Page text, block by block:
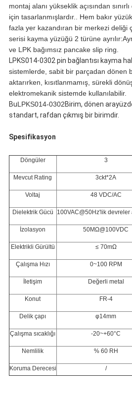
montaj alanı yükseklik açısından
için tasarlanmışlardır.. Hem bakır
fazla yer kazandıran bir merkezi deliği
serisi kayma yüzüğü 2 türüne
ve LPK bağımsız pancake slip ring.
LPKS014-0302 pin bağlantısı kayma
sistemlerde, sabit bir parçadan dönen
aktarırken, kısıtlanmamış, sürekli
elektromekanik sistemde kullanılabilir.
BuLPKS014-0302Birim, dönen
standart, rafdan çıkmış bir birimdir.
Spesifikasyon
Döngüler 3
Mevcut Rating 3ckt*2A
Voltaj 48 VDC/AC
Dielektrik Gücü 100VAC@50Hz'lik devreler
İzolasyon 50MΩ@100VDC
Elektrikli Gürültü ≤ 70mΩ
Çalışma Hızı 0~100 RPM
İletişim Değerli metal
Konut FR-4
Delik çapı φ14mm
Çalışma sıcaklığı -20~+60°C
Nemlilik % 60 RH
Koruma Derecesi /